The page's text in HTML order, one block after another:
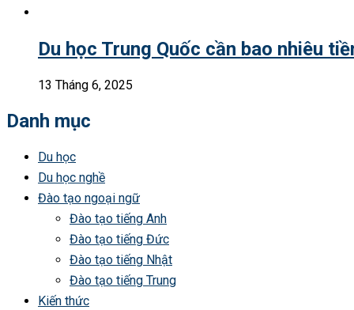
Du học Trung Quốc cần bao nhiêu
13 Tháng 6, 2025
Danh mục
Du học
Du học nghề
Đào tạo ngoại ngữ
Đào tạo tiếng Anh
Đào tạo tiếng Đức
Đào tạo tiếng Nhật
Đào tạo tiếng Trung
Kiến thức